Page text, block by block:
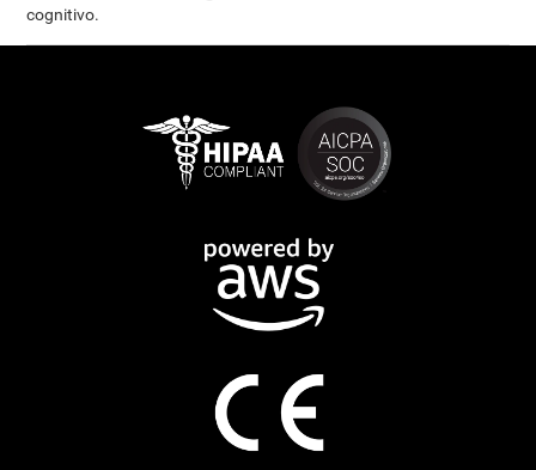
cognitivo.